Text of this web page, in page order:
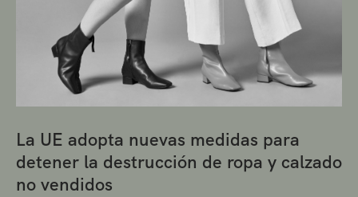
La UE adopta nuevas medidas para
detener la destrucción de ropa y calzado
no vendidos